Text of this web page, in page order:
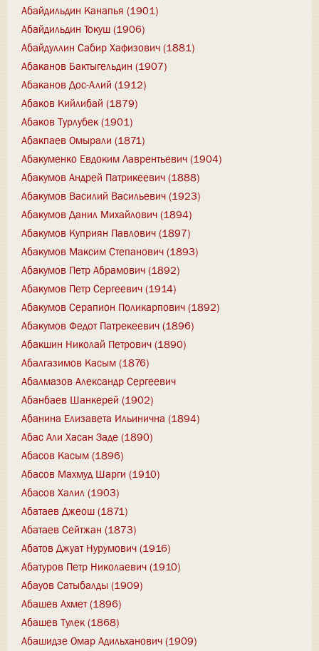
Абайдильдин Канапья (1901)
Абайдильдин Токуш (1906)
Абайдуллин Сабир Хафизович (1881)
Абаканов Бактыгельдин (1907)
Абаканов Дос-Алий (1912)
Абаков Кийлибай (1879)
Абаков Турлубек (1901)
Абакпаев Омырали (1871)
Абакуменко Евдоким Лаврентьевич (1904)
Абакумов Андрей Патрикеевич (1888)
Абакумов Василий Васильевич (1923)
Абакумов Данил Михайлович (1894)
Абакумов Куприян Павлович (1897)
Абакумов Максим Степанович (1893)
Абакумов Петр Абрамович (1892)
Абакумов Петр Сергеевич (1914)
Абакумов Серапион Поликарпович (1892)
Абакумов Федот Патрекеевич (1896)
Абакшин Николай Петрович (1890)
Абалгазимов Касым (1876)
Абалмазов Александр Сергеевич
Абанбаев Шанкерей (1902)
Абанина Елизавета Ильинична (1894)
Абас Али Хасан Заде (1890)
Абасов Касым (1896)
Абасов Махмуд Шарги (1910)
Абасов Халил (1903)
Абатаев Джеош (1871)
Абатаев Сейтжан (1873)
Абатов Джуат Нурумович (1916)
Абатуров Петр Николаевич (1910)
Абауов Сатыбалды (1909)
Абашев Ахмет (1896)
Абашев Тулек (1868)
Абашидзе Омар Адильханович (1909)